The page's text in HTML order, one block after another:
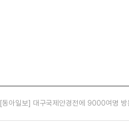
[동아일보] 대구국제안경전에 9000여명 방